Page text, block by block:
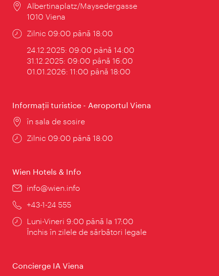
Locul:
Albertinaplatz/Maysedergasse
1010 Viena
Program:
Zilnic 09:00 până 18:00
24.12.2025: 09:00 până 14:00
31.12.2025: 09:00 până 16:00
01.01.2026: 11:00 până 18:00
Informaţii turistice - Aeroportul Viena
Locul:
în sala de sosire
Program:
Zilnic 09:00 până 18:00
Wien Hotels & Info
E-
info@wien.info
Telefon:
+43-1-24 555
Program:
Luni-Vineri 9:00 până la 17:00
Închis în zilele de sărbători legale
Concierge IA Viena